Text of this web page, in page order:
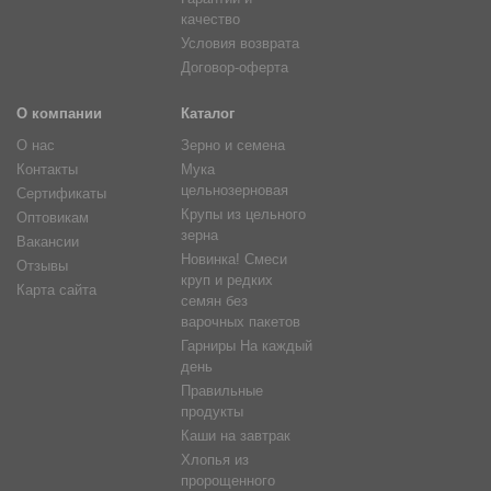
качество
Условия возврата
Договор-оферта
О компании
О нас
Контакты
Сертификаты
Оптовикам
Вакансии
Отзывы
Карта сайта
Каталог
Зерно и семена
Мука
цельнозерновая
Крупы из цельного
зерна
Новинка! Смеси
круп и редких
семян без
варочных пакетов
Гарниры На каждый
день
Правильные
продукты
Каши на завтрак
Хлопья из
пророщенного